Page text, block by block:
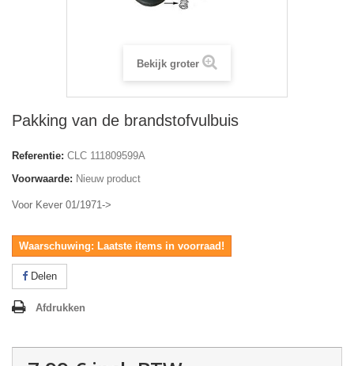
Bekijk groter
Pakking van de brandstofvulbuis
Referentie: CLC 111809599A
Voorwaarde: Nieuw product
Voor Kever 01/1971->
Waarschuwing: Laatste items in voorraad!
Delen
Afdrukken